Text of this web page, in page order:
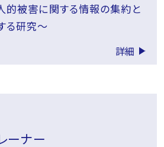
的被害に関する情報の集約と
る研究～
詳細
ーナー